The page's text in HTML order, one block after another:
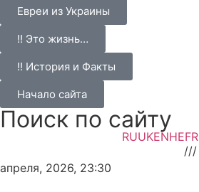
Евреи из Украины
!! Это жизнь…
!! История и Факты
Начало сайта
Поиск по сайту
RUUKENHEFR
///
апреля, 2026, 23:30